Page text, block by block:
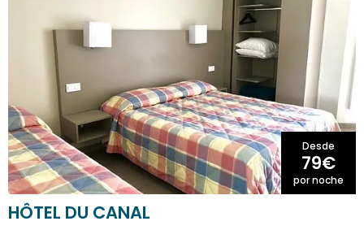
Desde
79€
por noche
HÔTEL DU CANAL